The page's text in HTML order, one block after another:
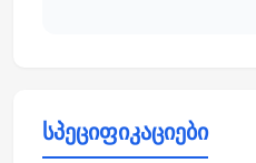
სპეციფიკაციები